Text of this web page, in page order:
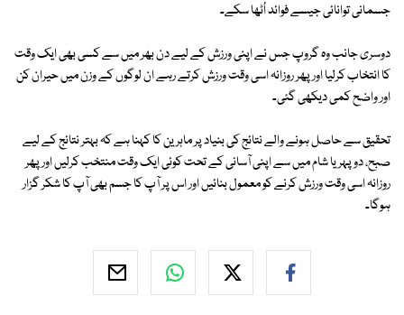
جسمانی توانائی جیسے فوائد اُٹھا سکے۔
دوسری جانب وہ گروپ جس نے اپنی ورزش کے لیے دن بھر میں سے کسی بھی ایک وقت
کا انتخاب کرلیا اور پھر روزانہ اسی وقت ورزش کرتے رہے ان لوگوں کے وزن میں حیران کن
اور واضح کمی دیکھی گئی۔
تحقیق سے حاصل ہونے والے نتائج کی بنیاد پر ماہرین کا کہنا ہے کہ بہتر نتائج کے لیے
صبح، دوپہر یا شام میں سے اپنی آسانی کے تحت کوئی ایک وقت منتخب کرلیں اور پھر
روزانہ اسی وقت ورزش کرنے کو معمول بنائیں اور اس پر آپ کا جسم بھی آپ کا شکر گزار
ہوگا۔